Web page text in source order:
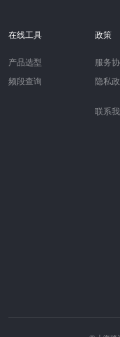
在线工具
产品选型
频段查询
政策
服务
隐私
联系